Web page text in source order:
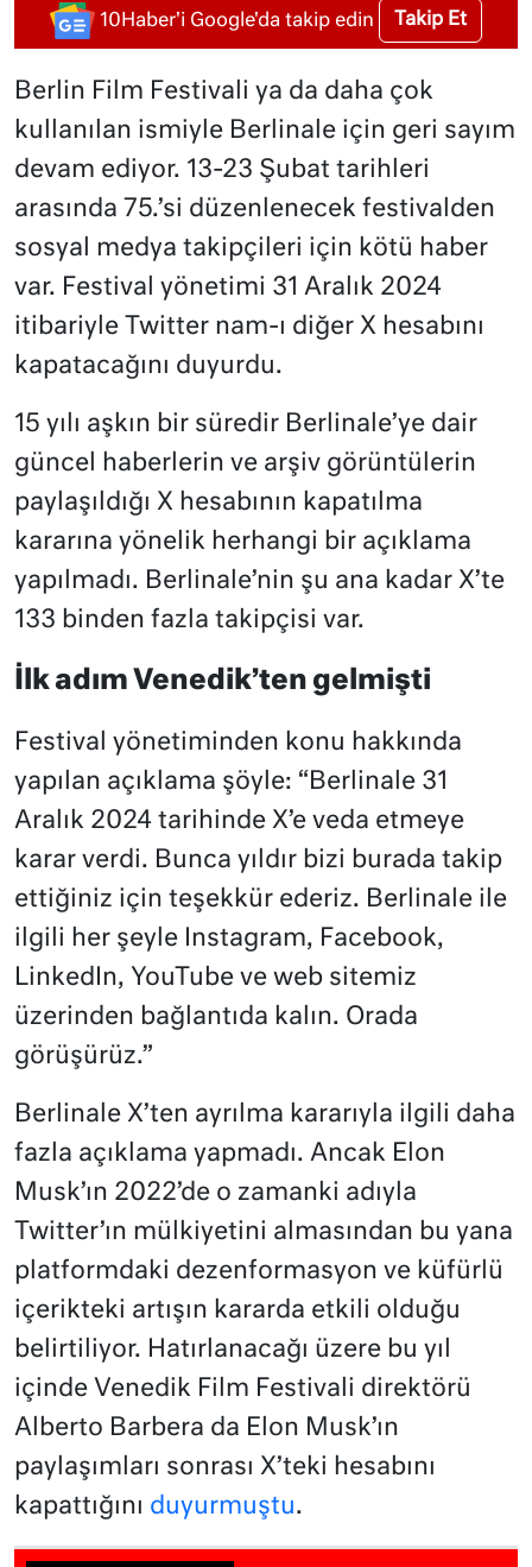
10Haber'i Google'da takip edin Takip Et
Berlin Film Festivali ya da daha çok
kullanılan ismiyle Berlinale için geri sayım
devam ediyor. 13-23 Şubat tarihleri
arasında 75.’si düzenlenecek festivalden
sosyal medya takipçileri için kötü haber
var. Festival yönetimi 31 Aralık 2024
itibariyle Twitter nam-ı diğer X hesabını
kapatacağını duyurdu.
15 yılı aşkın bir süredir Berlinale’ye dair
güncel haberlerin ve arşiv görüntülerin
paylaşıldığı X hesabının kapatılma
kararına yönelik herhangi bir açıklama
yapılmadı. Berlinale’nin şu ana kadar X’te
133 binden fazla takipçisi var.
İlk adım Venedik’ten gelmişti
Festival yönetiminden konu hakkında
yapılan açıklama şöyle: “Berlinale 31
Aralık 2024 tarihinde X’e veda etmeye
karar verdi. Bunca yıldır bizi burada takip
ettiğiniz için teşekkür ederiz. Berlinale ile
ilgili her şeyle Instagram, Facebook,
LinkedIn, YouTube ve web sitemiz
üzerinden bağlantıda kalın. Orada
görüşürüz.”
Berlinale X’ten ayrılma kararıyla ilgili daha
fazla açıklama yapmadı. Ancak Elon
Musk’ın 2022’de o zamanki adıyla
Twitter’ın mülkiyetini almasından bu yana
platformdaki dezenformasyon ve küfürlü
içerikteki artışın kararda etkili olduğu
belirtiliyor. Hatırlanacağı üzere bu yıl
içinde Venedik Film Festivali direktörü
Alberto Barbera da Elon Musk’ın
paylaşımları sonrası X’teki hesabını
kapattığını duyurmuştu.